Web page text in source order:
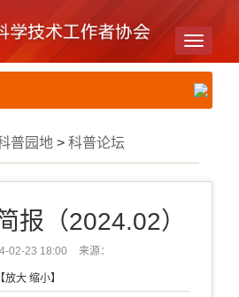
Toggle
普园地 > 科普论坛
报（2024.02）
02-23 18:00 来源：
【放大 缩小】